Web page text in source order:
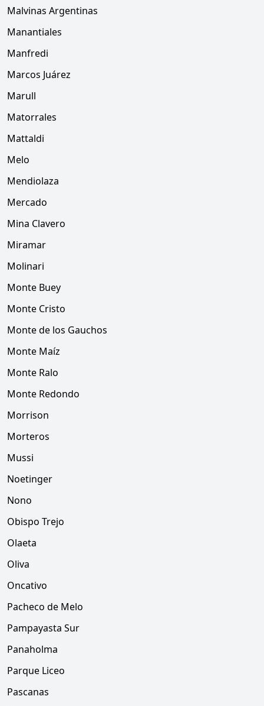
Malvinas Argentinas
Manantiales
Manfredi
Marcos Juárez
Marull
Matorrales
Mattaldi
Melo
Mendiolaza
Mercado
Mina Clavero
Miramar
Molinari
Monte Buey
Monte Cristo
Monte de los Gauchos
Monte Maíz
Monte Ralo
Monte Redondo
Morrison
Morteros
Mussi
Noetinger
Nono
Obispo Trejo
Olaeta
Oliva
Oncativo
Pacheco de Melo
Pampayasta Sur
Panaholma
Parque Liceo
Pascanas